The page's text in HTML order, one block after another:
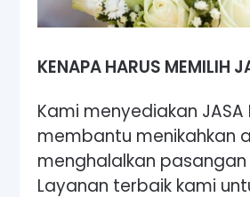
KENAPA HARUS MEMILIH
Kami menyediakan JASA
membantu menikahkan
menghalalkan pasangan
Layanan terbaik kami